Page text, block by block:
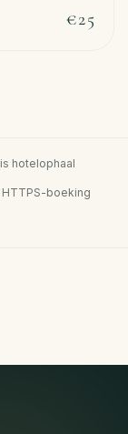
€25
hotelophaal
HTTPS-boeking